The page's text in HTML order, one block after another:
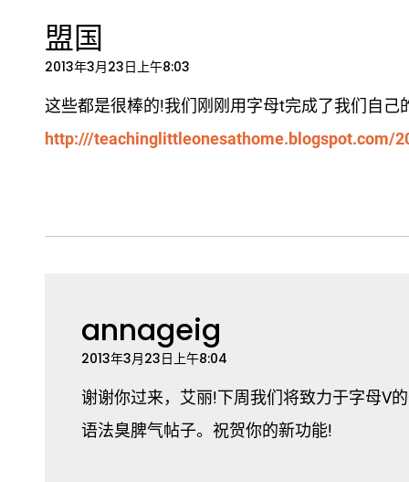
互
动
盟国
2013年3月23日上午8:03
这些都是很棒的!我们刚刚用字母t完成了我们自己
http:///
annageig
2013年3月23日上午8:04
谢谢你过来，艾丽!下周我们将致力于字母V
语法臭脾气帖子。祝贺你的新功能!